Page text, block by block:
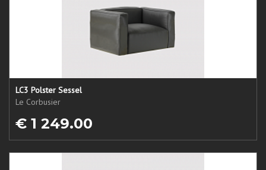
LC3 Polster Sessel
Le Corbusier
€ 1 249.00